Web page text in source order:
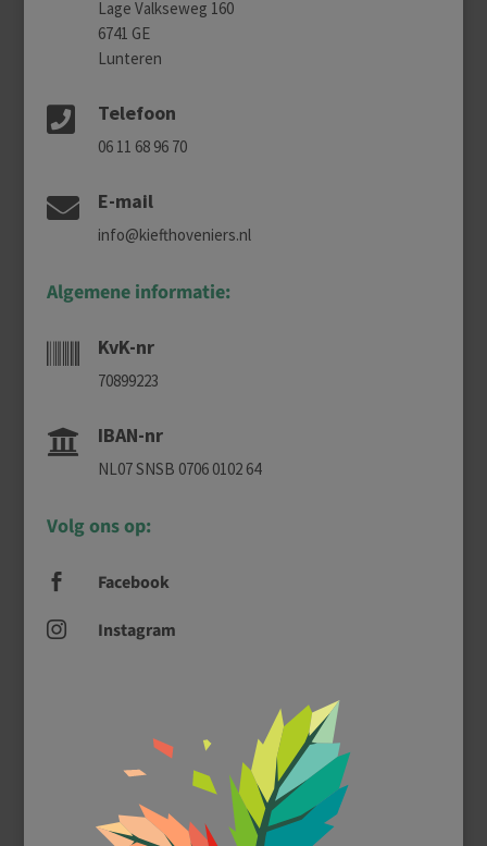
Lage Valkseweg 160
6741 GE
Lunteren
 Telefoon
06 11 68 96 70
 E-mail
info@kiefthoveniers.nl
Algemene informatie:
KvK-nr
70899223
 IBAN-nr
NL07 SNSB 0706 0102 64
Volg ons op:
 Facebook
 Instagram